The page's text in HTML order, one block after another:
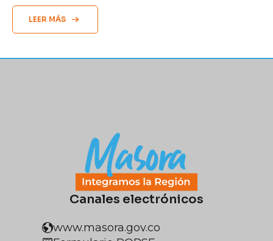
LEER MÁS
Canales electrónicos
www.masora.gov.co